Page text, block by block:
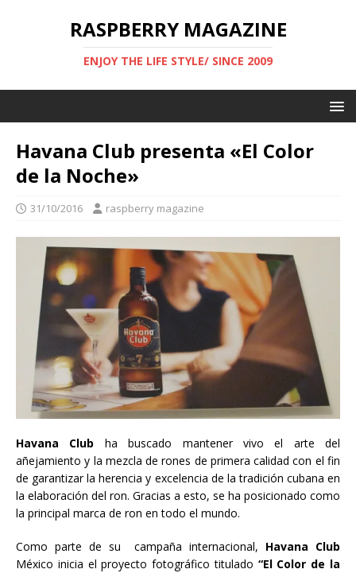
RASPBERRY MAGAZINE
ENJOY THE LIFE STYLE/ SINCE 2009
Havana Club presenta «El Color
de la Noche»
31/10/2016 raspberry magazine
Havana Club ha buscado mantener vivo el arte del
añejamiento y la mezcla de rones de primera calidad con el fin
de garantizar la herencia y excelencia de la tradición cubana en
la elaboración del ron. Gracias a esto, se ha posicionado como
la principal marca de ron en todo el mundo.
Como parte de su campaña internacional, Havana Club
México inicia el proyecto fotográfico titulado “El Color de la